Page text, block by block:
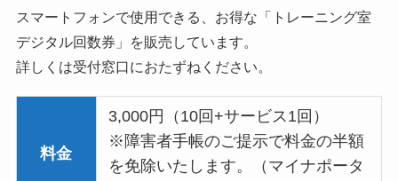
スマートフォンで使用できる、お得な「トレーニング室
デジタル回数券」を販売しています。
詳しくは受付窓口におたずねください。
料金
3,000円（10回+サービス1回）
※障害者手帳のご提示で料金の半額
を免除いたします。（マイナポータ